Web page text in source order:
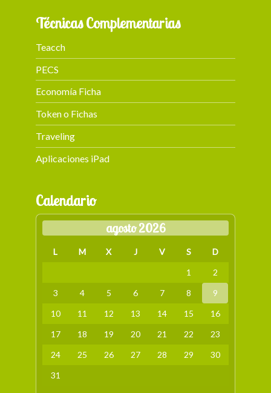
Técnicas Complementarias
Teacch
PECS
Economía Ficha
Token o Fichas
Traveling
Aplicaciones iPad
Calendario
agosto 2026
L M X J V S
D
1
2
3
4 5 6 7 8
9
10
11 12 13 14 15
16
17
18 19 20 21 22
23
24
25 26 27 28 29
30
31